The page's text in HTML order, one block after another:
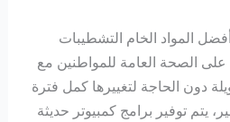
المواد الخام التشطيبات
الصحة العامة للمواطنين مع
دون الحاجة لتغييرها كمل فترة
يتم توفير برامج كمبيوتر حديثة